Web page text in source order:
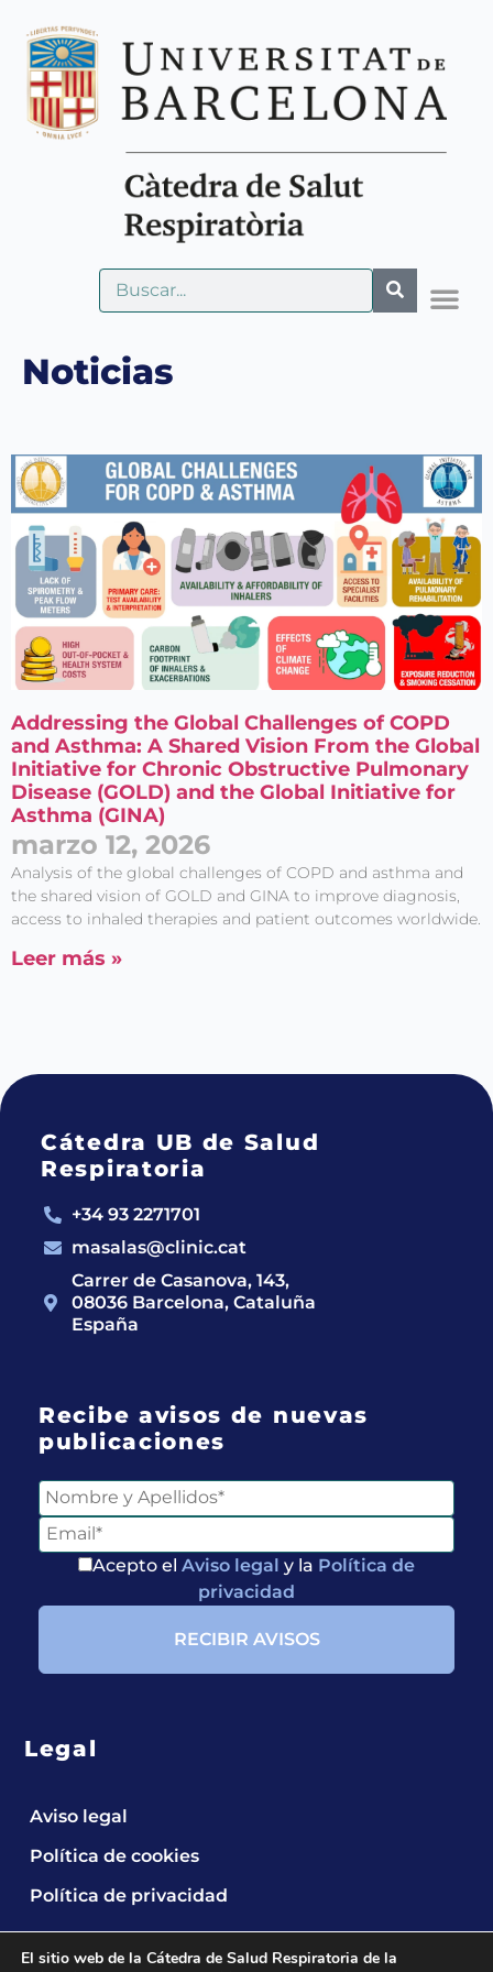
Noticias
Addressing the Global Challenges of COPD
and Asthma: A Shared Vision From the Global
Initiative for Chronic Obstructive Pulmonary
Disease (GOLD) and the Global Initiative for
Asthma (GINA)
marzo 12, 2026
Analysis of the global challenges of COPD and asthma and
the shared vision of GOLD and GINA to improve diagnosis,
access to inhaled therapies and patient outcomes worldwide.
Leer más »
Cátedra UB de Salud
Respiratoria
+34 93 2271701
masalas@clinic.cat
Carrer de Casanova, 143,
08036 Barcelona, Cataluña
España
Recibe avisos de nuevas
publicaciones
Acepto el Aviso legal y la Política de
privacidad
Legal
Aviso legal
Política de cookies
Política de privacidad
El sitio web de la Cátedra de Salud Respiratoria de la